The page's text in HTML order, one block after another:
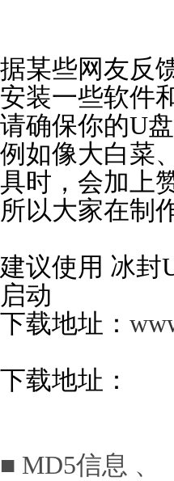
据某些网友反
安装一些软件
请确保你的U
例如像大白菜
具时，会加上
所以大家在制
建议使用 冰封
启动
下载地址：
下载地址：
■ MD5信息 、